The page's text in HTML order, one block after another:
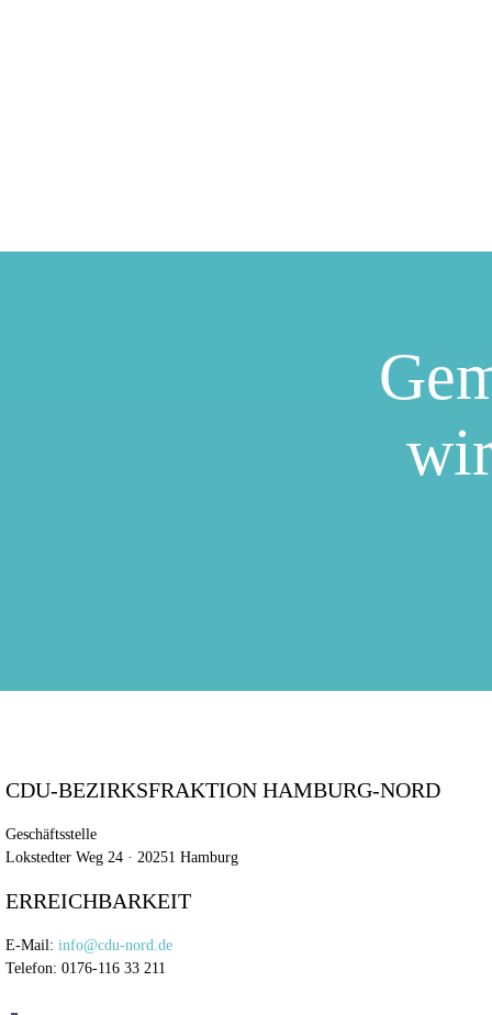
CDU-BEZIRKSFRAKTION HAMBURG-NORD
Geschäftsstelle
Lokstedter Weg 24 · 20251 Hamburg
ERREICHBARKEIT
E-Mail: info@cdu-nord.de
Telefon: 0176-116 33 211